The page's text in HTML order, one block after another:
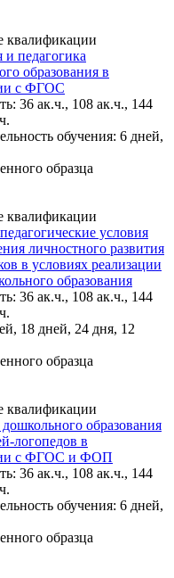
и педагогика
образования в
с ФГОС
36 ак.ч., 108 ак.ч., 144
обучения: 6 дней,
образца
условия
личностного развития
в условиях реализации
образования
36 ак.ч., 108 ак.ч., 144
18 дней, 24 дня, 12
образца
образования
логопедов в
с ФГОC и ФОП
36 ак.ч., 108 ак.ч., 144
обучения: 6 дней,
образца